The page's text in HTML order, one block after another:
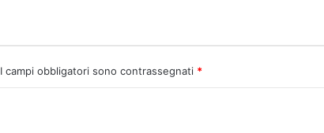
I campi obbligatori sono contrassegnati *